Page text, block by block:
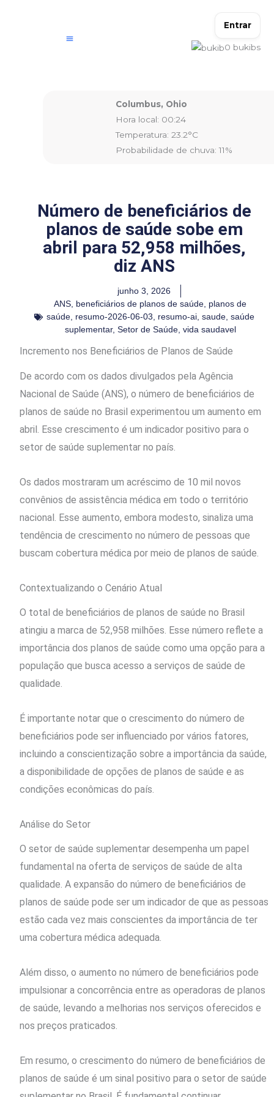
Entrar
0 bukibs
Columbus, Ohio
Hora local: 00:24
Temperatura: 23.2°C
Probabilidade de chuva: 11%
Número de beneficiários de
planos de saúde sobe em
abril para 52,958 milhões,
diz ANS
junho 3, 2026
ANS, beneficiários de planos de saúde, planos de
saúde, resumo-2026-06-03, resumo-ai, saude, saúde
suplementar, Setor de Saúde, vida saudavel
Incremento nos Beneficiários de Planos de Saúde
De acordo com os dados divulgados pela Agência
Nacional de Saúde (ANS), o número de beneficiários de
planos de saúde no Brasil experimentou um aumento em
abril. Esse crescimento é um indicador positivo para o
setor de saúde suplementar no país.
Os dados mostraram um acréscimo de 10 mil novos
convênios de assistência médica em todo o território
nacional. Esse aumento, embora modesto, sinaliza uma
tendência de crescimento no número de pessoas que
buscam cobertura médica por meio de planos de saúde.
Contextualizando o Cenário Atual
O total de beneficiários de planos de saúde no Brasil
atingiu a marca de 52,958 milhões. Esse número reflete a
importância dos planos de saúde como uma opção para a
população que busca acesso a serviços de saúde de
qualidade.
É importante notar que o crescimento do número de
beneficiários pode ser influenciado por vários fatores,
incluindo a conscientização sobre a importância da saúde,
a disponibilidade de opções de planos de saúde e as
condições econômicas do país.
Análise do Setor
O setor de saúde suplementar desempenha um papel
fundamental na oferta de serviços de saúde de alta
qualidade. A expansão do número de beneficiários de
planos de saúde pode ser um indicador de que as pessoas
estão cada vez mais conscientes da importância de ter
uma cobertura médica adequada.
Além disso, o aumento no número de beneficiários pode
impulsionar a concorrência entre as operadoras de planos
de saúde, levando a melhorias nos serviços oferecidos e
nos preços praticados.
Em resumo, o crescimento do número de beneficiários de
planos de saúde é um sinal positivo para o setor de saúde